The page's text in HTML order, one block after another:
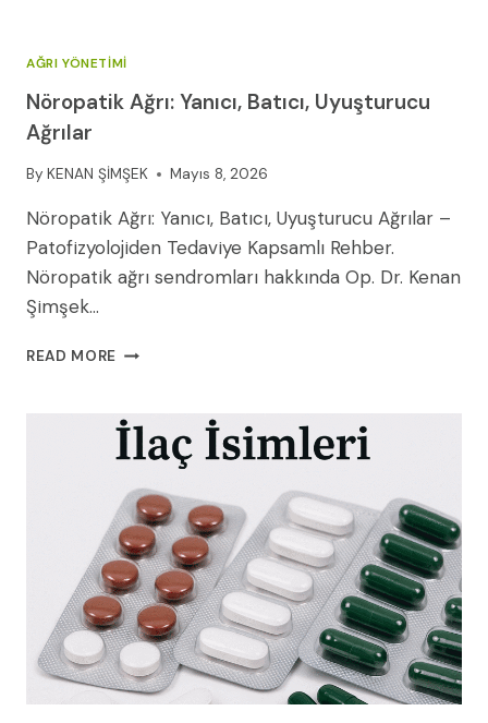
AĞRI YÖNETIMI
Nöropatik Ağrı: Yanıcı, Batıcı, Uyuşturucu
Ağrılar
By KENAN ŞİMŞEK Mayıs 8, 2026
Nöropatik Ağrı: Yanıcı, Batıcı, Uyuşturucu Ağrılar –
Patofizyolojiden Tedaviye Kapsamlı Rehber.
Nöropatik ağrı sendromları hakkında Op. Dr. Kenan
Şimşek…
READ MORE NÖROPATIK
BATICI,
UYUŞTURUCU
AĞRILAR